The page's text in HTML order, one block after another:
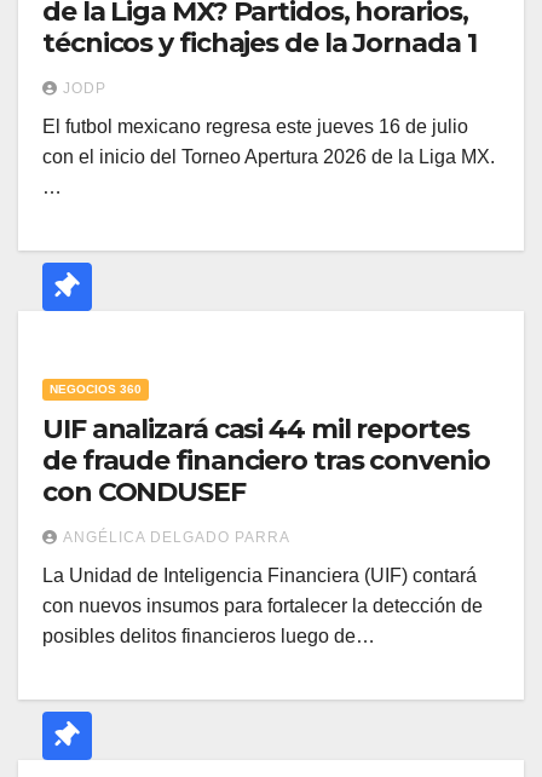
de la Liga MX? Partidos, horarios,
técnicos y fichajes de la Jornada 1
JODP
El futbol mexicano regresa este jueves 16 de julio
con el inicio del Torneo Apertura 2026 de la Liga MX.
…
NEGOCIOS 360
UIF analizará casi 44 mil reportes
de fraude financiero tras convenio
con CONDUSEF
ANGÉLICA DELGADO PARRA
La Unidad de Inteligencia Financiera (UIF) contará
con nuevos insumos para fortalecer la detección de
posibles delitos financieros luego de…